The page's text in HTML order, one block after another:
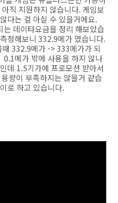
직 지원하지 않습니다. 게임보
다는 걸 아실 수 있을거에요.
데이타요금을 정리 해보았습
정해보니 332.9메가 였습니다.
332.9메가 -> 333메가가 되
메가 밖에 사용을 하지 않나
데 1.5기가에 프로모션 받아서
량이 부족하지는 않을거 같습
로 하고 있습니다.